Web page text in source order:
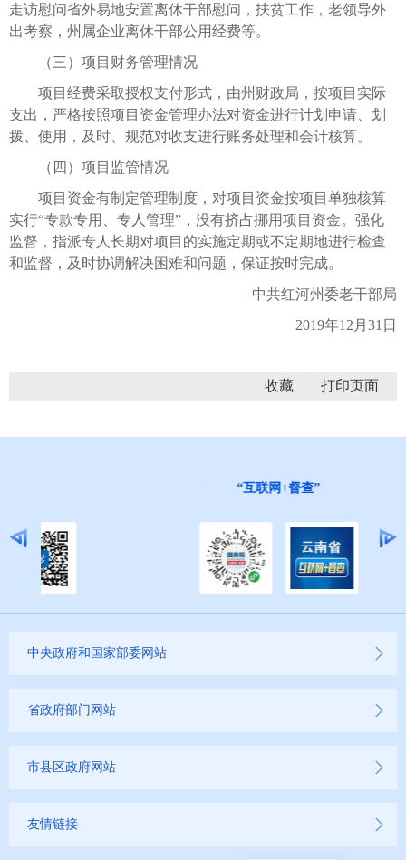
走访慰问省外易地安置离休干部慰问，扶贫工作，老领导外
出考察，州属企业离休干部公用经费等。
（三）项目财务管理情况
项目经费采取授权支付形式，由州财政局，按项目实际
支出，严格按照项目资金管理办法对资金进行计划申请、划
拨、使用，及时、规范对收支进行账务处理和会计核算。
（四）项目监管情况
项目资金有制定管理制度，对项目资金按项目单独核算
实行“专款专用、专人管理”，没有挤占挪用项目资金。强化
监督，指派专人长期对项目的实施定期或不定期地进行检查
和监督，及时协调解决困难和问题，保证按时完成。
中共红河州委老干部局
2019年12月31日
收藏
“互联网+督查”
中央政府和国家部委网站
省政府部门网站
市县区政府网站
友情链接